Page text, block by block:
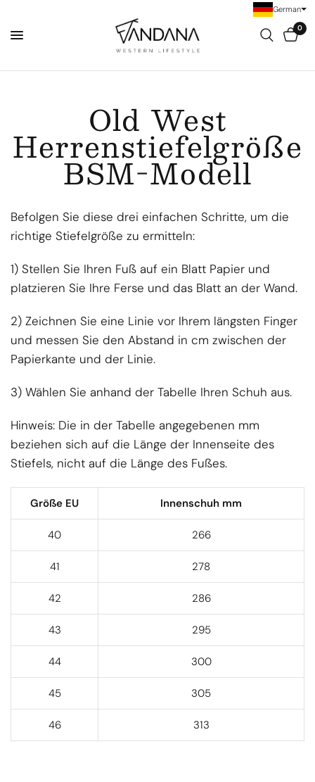
0
Old West
Herrenstiefelgröße
BSM-Modell
Befolgen Sie diese drei einfachen Schritte, um die
richtige Stiefelgröße zu ermitteln:
1) Stellen Sie Ihren Fuß auf ein Blatt Papier und
platzieren Sie Ihre Ferse und das Blatt an der Wand.
2) Zeichnen Sie eine Linie vor Ihrem längsten Finger
und messen Sie den Abstand in cm zwischen der
Papierkante und der Linie.
3) Wählen Sie anhand der Tabelle Ihren Schuh aus.
Hinweis: Die in der Tabelle angegebenen mm
beziehen sich auf die Länge der Innenseite des
Stiefels, nicht auf die Länge des Fußes.
Größe EU Innenschuh mm
40 266
41 278
42 286
43 295
44 300
45 305
46 313
German